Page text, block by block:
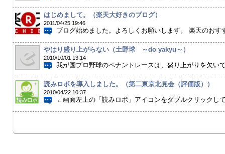
はじめまして。（楽天大好きのブログ）
2011/04/25 19:46
ブログ始めました。よろしくお願いします。 楽天のおす
やはり盛り上がらない（土野球 ～do yakyu～）
2010/10/01 13:14
我が国プロ野球のペナントレースは、盛り上がりを欠い
読みロボを導入しました。（第二東京北見会（評価版））
2010/04/22 10:37
←画面左上の「読みロボ」アイコンをダブルクリックし